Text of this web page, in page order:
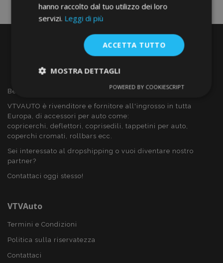
Benvenuto a VTVAUTO
VTVAUTO è rivenditore e fornitore all'ingrosso in tutta
Europa, di accessori per auto come:
copricerchi, deflettori, coprisedili, tappetini per auto,
coperchi cromati, rollbars ecc.
Sei interessato al dropshipping o vuoi diventare nostro
partner?
Contattaci oggi stesso!
VTVAuto
Termini e Condizioni
Politica sulla riservatezza
Contattaci
hanno raccolto dal tuo utilizzo dei loro
servizi. Leggi di più
ACCETTA TUTTO
MOSTRA DETTAGLI
Performance
Targeting
Targeting
I cookie strettamente necessari consentono le
POWERED BY COOKIESCRIPT